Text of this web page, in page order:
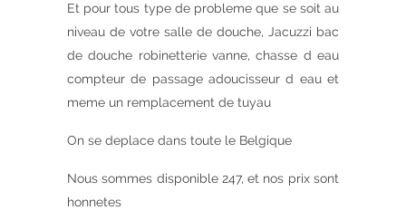
Et pour tous type de probleme que se soit au
niveau de votre salle de douche, Jacuzzi bac
de douche robinetterie vanne, chasse d eau
compteur de passage adoucisseur d eau et
meme un remplacement de tuyau
On se deplace dans toute le Belgique
Nous sommes disponible 247, et nos prix sont
honnetes